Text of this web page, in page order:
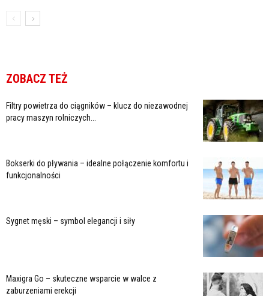
ZOBACZ TEŻ
Filtry powietrza do ciągników – klucz do niezawodnej
pracy maszyn rolniczych...
Bokserki do pływania – idealne połączenie komfortu i
funkcjonalności
Sygnet męski – symbol elegancji i siły
Maxigra Go – skuteczne wsparcie w walce z
zaburzeniami erekcji